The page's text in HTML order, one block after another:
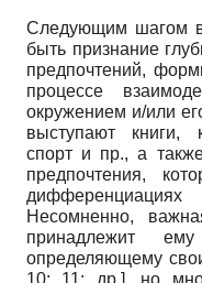
Следующим шагом в
быть признание
предпочтений,
процессе
окружением и/или
выступают книги,
спорт и пр., а
предпочтения,
Несомненно,
принадлежит
определяющему
10; 11; др.], но